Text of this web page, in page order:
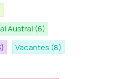
Austral (6)
Vacantes (8)